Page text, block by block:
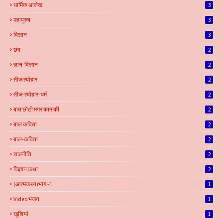
धार्मिक आलेख 3
महापुरुष 3
विज्ञान 3
छंद 2
ज्ञान-विज्ञान 2
तीज त्योहार 2
तीज-त्योहार-धर्म 2
बात छोटी मगर काम की 2
बाल कविता 2
बाल-कविता 2
राजनीति 2
विज्ञान कथा 2
(आत्मकथ्य)भाग -1 1
Video भजन 1
खुशियां 1